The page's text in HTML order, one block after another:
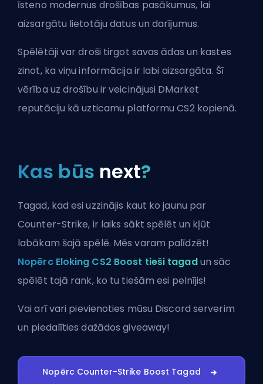
īsteno modernus drošības pasākumus, lai
aizsargātu lietotāju datus un darījumus.
Spēlētāji var droši tirgot savas ādas un kastes
zinot, ka viņu informācija ir labi aizsargāta. Šī
vērība uz drošību ir veicinājusi DMarket
reputāciju kā uzticamu platformu CS2 kopienā.
Kas būs next?
Tagad, kad esi uzzinājis kaut ko jaunu par
Counter-Strike, ir laiks sākt spēlēt un kļūt
labākam šajā spēlē. Mēs varam palīdzēt!
Nopērc Eloking CS2 Boost tieši tagadun sāc
spēlēt tajā rank, ko tu tiešām esi pelnījis!
Vai arī vari pievienoties mūsu Discord serverim
un piedalīties dažādos giveaway!
Nopērc Counter-Strike Boost Tagad